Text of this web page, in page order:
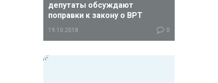
депутаты обсуждают
поправки к закону о ВРТ
19.10.2018 0
2012 году, и за последние шесть лет